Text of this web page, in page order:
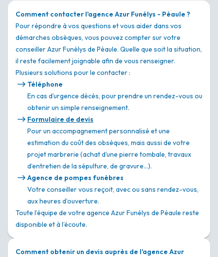
Comment contacter l'agence Azur Funélys - Péaule ?
Pour répondre à vos questions et vous aider dans vos
démarches obsèques, vous pouvez compter sur votre
conseiller Azur Funélys de Péaule. Quelle que soit la situation,
il reste facilement joignable afin de vous renseigner.
Plusieurs solutions pour le contacter :
Téléphone
En cas d’urgence décès, pour prendre un rendez-vous ou
obtenir un simple renseignement.
Formulaire de devis
Pour un accompagnement personnalisé et une
estimation du coût des obsèques, mais aussi de votre
projet marbrerie (achat d’une pierre tombale, travaux
d’entretien de la sépulture, de gravure…).
Agence de pompes funèbres
Votre conseiller vous reçoit, avec ou sans rendez-vous,
aux heures d’ouverture.
Toute l’équipe de votre agence Azur Funélys de Péaule reste
disponible et à l’écoute.
Comment obtenir un devis auprès de l'agence Azur